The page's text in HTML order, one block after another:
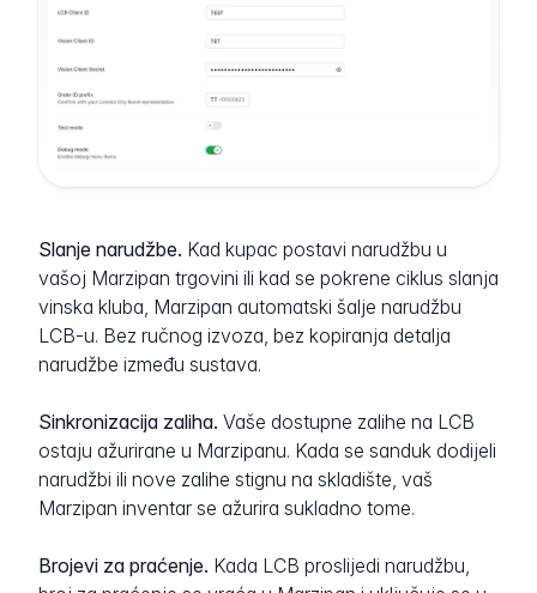
Slanje narudžbe. Kad kupac postavi narudžbu u
vašoj Marzipan trgovini ili kad se pokrene ciklus slanja
vinska kluba, Marzipan automatski šalje narudžbu
LCB-u. Bez ručnog izvoza, bez kopiranja detalja
narudžbe između sustava.
Sinkronizacija zaliha. Vaše dostupne zalihe na LCB
ostaju ažurirane u Marzipanu. Kada se sanduk dodijeli
narudžbi ili nove zalihe stignu na skladište, vaš
Marzipan inventar se ažurira sukladno tome.
Brojevi za praćenje. Kada LCB proslijedi narudžbu,